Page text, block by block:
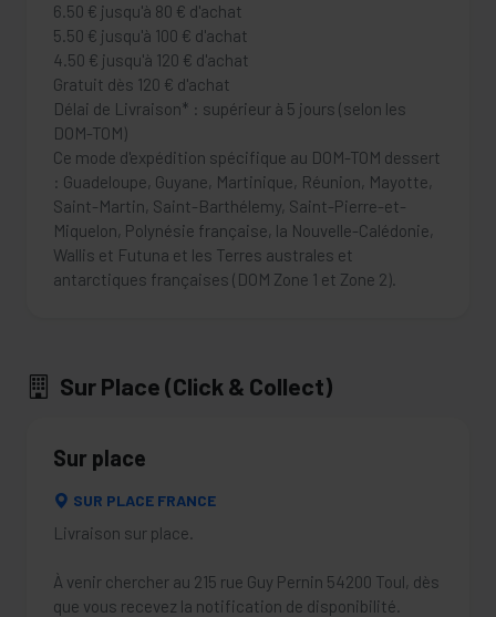
6.50 € jusqu'à 80 € d'achat
5.50 € jusqu'à 100 € d'achat
4.50 € jusqu'à 120 € d'achat
Gratuit dès 120 € d'achat
Délai de Livraison* : supérieur à 5 jours (selon les
DOM-TOM)
Ce mode d'expédition spécifique au DOM-TOM dessert
: Guadeloupe, Guyane, Martinique, Réunion, Mayotte,
Saint-Martin, Saint-Barthélemy, Saint-Pierre-et-
Miquelon, Polynésie française, la Nouvelle-Calédonie,
Wallis et Futuna et les Terres australes et
antarctiques françaises (DOM Zone 1 et Zone 2).
Sur Place (Click & Collect)
Sur place
SUR PLACE FRANCE
Livraison sur place.
À venir chercher au 215 rue Guy Pernin 54200 Toul, dès
que vous recevez la notification de disponibilité.